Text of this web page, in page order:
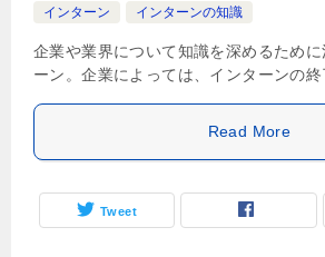
インターン
インターンの知識
企業や業界について知識を深めるため
ーン。企業によっては、インターンの
Read More
Tweet